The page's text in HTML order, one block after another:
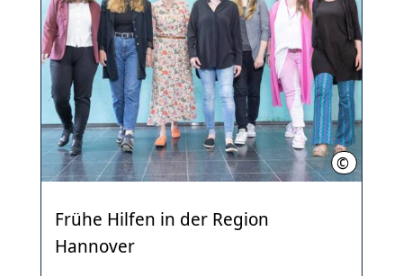
© Region
Frühe Hilfen in der Region
Hannover